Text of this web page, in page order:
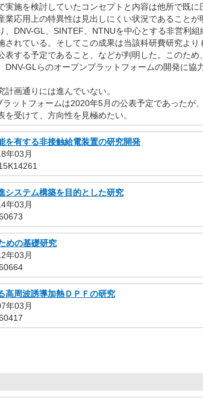
実施を検討していたコンセプトと内容は他所で既
業応用上の特異性は見出しにくい状況であることが
、DNV-GL、SINTEF、NTNUを中心とする非営利
されている。そしてこの成果は当該科研費研究よ
表する予定であること、などが判明した。このた
DNV-GLらのオープンプラットフォームの開発に
画通りには進んでいない。
ットフォームは2020年5月の公表予定であった
受けて、方向性を見極めたい。
を有する非接触給電装置の研究開発
年03月
システム構築を目的とした研究
年03月
めの基礎研究
年03月
高周波誘導加熱ＤＰＦの研究
年03月